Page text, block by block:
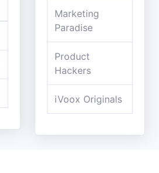
Marketing
Paradise
Product
Hackers
iVoox Originals